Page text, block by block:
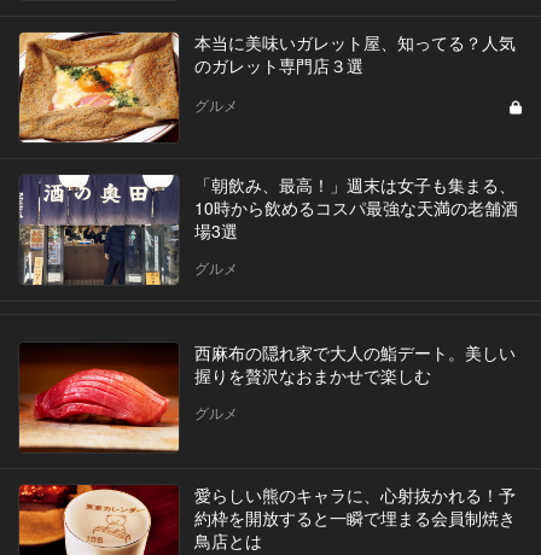
本当に美味いガレット屋、知ってる？人気
のガレット専門店３選
グルメ
「朝飲み、最高！」週末は女子も集まる、
10時から飲めるコスパ最強な天満の老舗酒
場3選
グルメ
西麻布の隠れ家で大人の鮨デート。美しい
握りを贅沢なおまかせで楽しむ
グルメ
愛らしい熊のキャラに、心射抜かれる！予
約枠を開放すると一瞬で埋まる会員制焼き
鳥店とは